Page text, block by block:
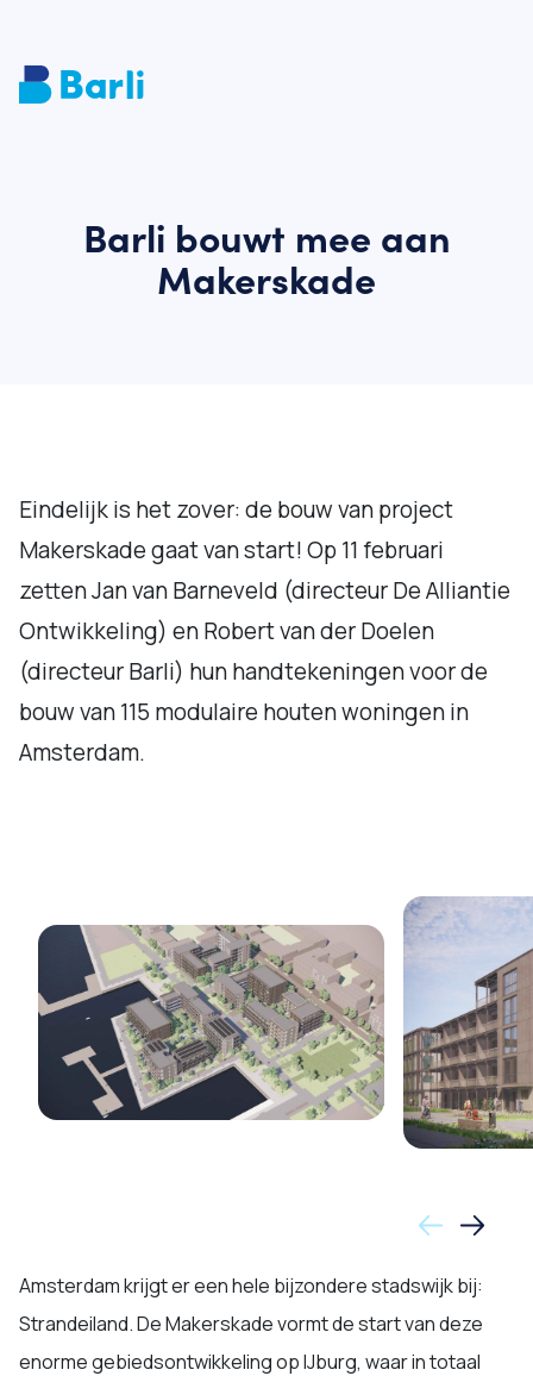
Barli bouwt mee aan
Makerskade
Eindelijk is het zover: de bouw van project
Makerskade gaat van start! Op 11 februari
zetten Jan van Barneveld (directeur De Alliantie
Ontwikkeling) en Robert van der Doelen
(directeur Barli) hun handtekeningen voor de
bouw van 115 modulaire houten woningen in
Amsterdam.
Amsterdam krijgt er een hele bijzondere stadswijk bij:
Strandeiland. De Makerskade vormt de start van deze
enorme gebiedsontwikkeling op IJburg, waar in totaal